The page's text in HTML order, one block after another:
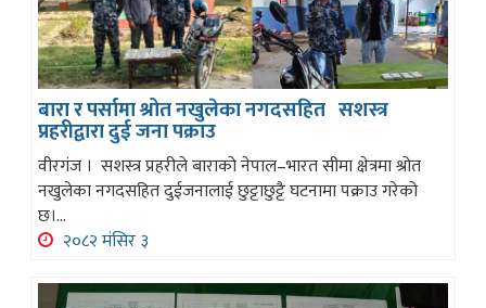
बारा र पर्सामा श्रोत नखुलेका नगदसहित सशस्त्र
प्रहरीद्वारा दुई जना पक्राउ
वीरगंज । सशस्त्र प्रहरीले बाराको नेपाल–भारत सीमा क्षेत्रमा श्रोत
नखुलेका नगदसहित दुईजनालाई छुट्टाछुट्टै घटनामा पक्राउ गरेको
छ।...
२०८२ मंसिर ३